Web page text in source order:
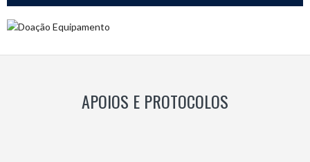
APOIOS E PROTOCOLOS